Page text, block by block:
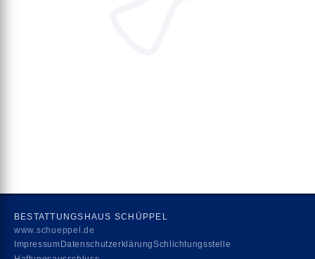
BESTATTUNGSHAUS SCHÜPPEL
www.schueppel.de
Impressum DatenschutzerklärungSchlichtungsstelle